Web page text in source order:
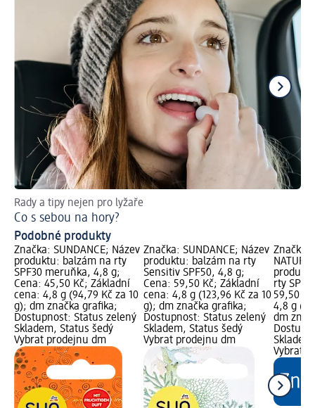
Rady a tipy nejen pro lyžaře
Co s sebou na hory?
Podobné produkty
Značka: SUNDANCE; Název
produktu: balzám na rty
SPF30 meruňka, 4,8 g;
Cena: 45,50 Kč; Základní
cena: 4,8 g (94,79 Kč za 10
g); dm značka grafika;
Dostupnost: Status zelený
Skladem, Status šedý
Vybrat prodejnu dm
Značka: SUNDANCE; Název
produktu: balzám na rty
Sensitiv SPF50, 4,8 g;
Cena: 59,50 Kč; Základní
cena: 4,8 g (123,96 Kč za 10
g); dm značka grafika;
Dostupnost: Status zelený
Skladem, Status šedý
Vybrat prodejnu dm
Značka:
rty
59,50
4,8 g
dm
Vybrat